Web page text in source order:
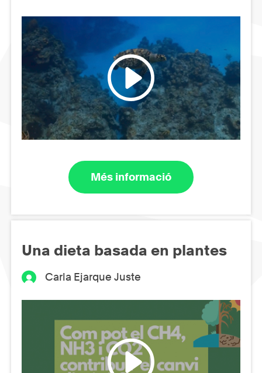
Més informació
Una dieta basada en plantes
Carla Ejarque Juste